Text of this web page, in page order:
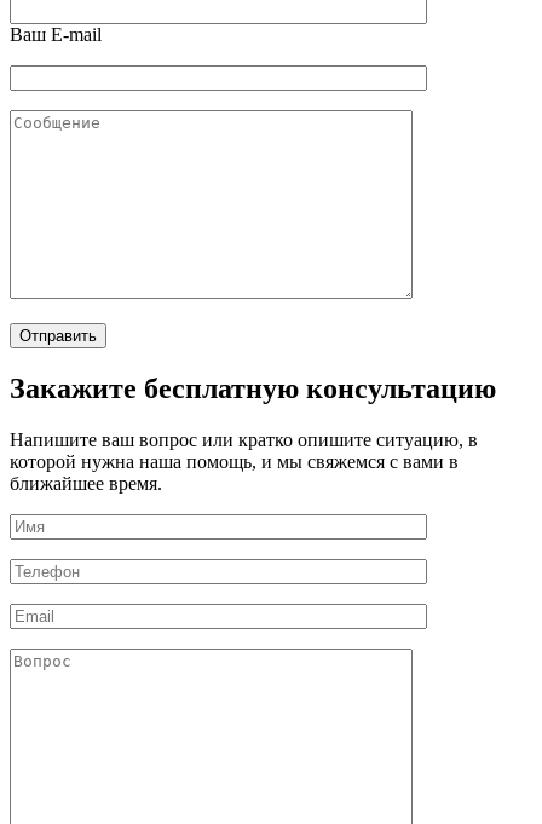
Ваш E-mail
Закажите бесплатную консультацию
Напишите ваш вопрос или кратко опишите ситуацию, в
которой нужна наша помощь, и мы свяжемся с вами в
ближайшее время.